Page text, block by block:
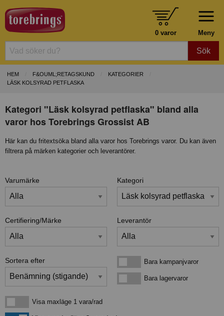
Meny
0 varor
Sök
HEM F&OUML;RETAGSKUND
KATEGORIER
LÄSK KOLSYRAD PETFLASKA
Kategori "Läsk kolsyrad petflaska" bland alla
varor hos Torebrings Grossist AB
Här kan du fritextsöka bland alla varor hos Torebrings varor. Du kan även
filtrera på märken kategorier och leverantörer.
Varumärke Kategori
Certifiering/Märke Leverantör
Sortera efter Bara kampanjvarorBara kampanjvaror
Bara lagervarorBara lagervaror
Visa maxläge 1 vara/rad
Visa maxläge 1 vara/rad